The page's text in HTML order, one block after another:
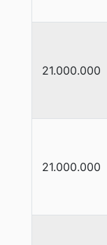
21.000.000
21.000.000